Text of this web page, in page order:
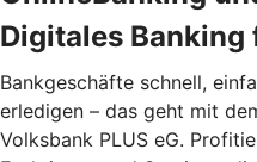
Digitales
Bankgeschäfte schnell,
erledigen – das geht mit
Volksbank PLUS eG.